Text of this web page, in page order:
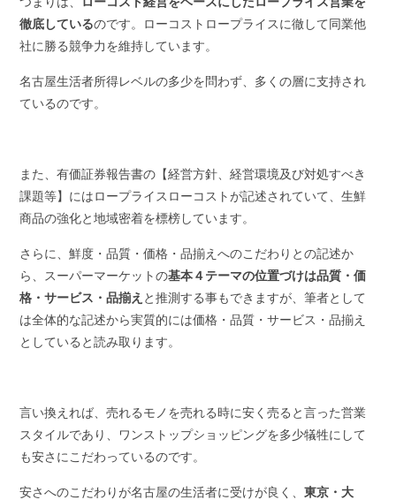
徹底しているのです。ローコストロープライスに徹して同業他
社に勝る競争力を維持しています。
名古屋生活者所得レベルの多少を問わず、多くの層に支持され
ているのです。
また、有価証券報告書の【経営方針、経営環境及び対処すべき
課題等】にはロープライスローコストが記述されていて、生鮮
商品の強化と地域密着を標榜しています。
さらに、鮮度・品質・価格・品揃えへのこだわりとの記述か
ら、スーパーマーケットの基本４テーマの位置づけは品質・価
格・サービス・品揃え と推測する事もできますが、筆者として
は全体的な記述から実質的には価格・品質・サービス・品揃え
としていると読み取ります。
言い換えれば、売れるモノを売れる時に安く売ると言った営業
スタイルであり、ワンストップショッピングを多少犠牲にして
も安さにこだわっているのです。
安さへのこだわりが名古屋の生活者に受けが良く、東京・大